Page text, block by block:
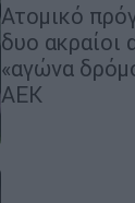
Ατομικό
δυο ακραίοι
«αγώνα
ΑΕΚ